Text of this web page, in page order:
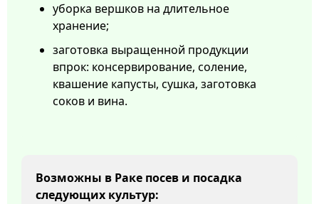
уборка вершков на длительное
хранение;
заготовка выращенной продукции
впрок: консервирование, соление,
квашение капусты, сушка, заготовка
соков и вина.
Возможны в Раке посев и посадка
следующих культур: